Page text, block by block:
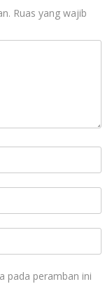
Ruas yang wajib
pada peramban ini